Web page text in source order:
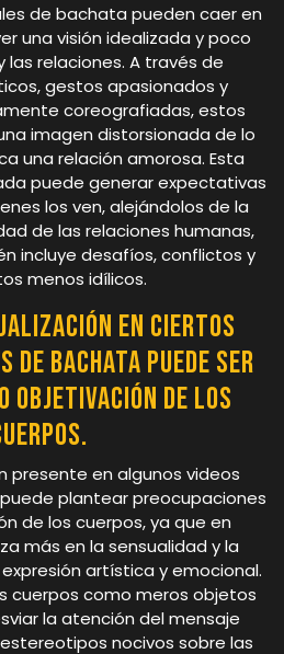
de bachata pueden caer en
una visión idealizada y poco
las relaciones. A través de
gestos apasionados y
coreografiadas, estos
imagen distorsionada de lo
una relación amorosa. Esta
puede generar expectativas
los ven, alejándolos de la
de las relaciones humanas,
incluye desafíos, conflictos y
menos idílicos.
en ciertos
de bachata puede ser
objetivación de los
presente en algunos videos
plantear preocupaciones
de los cuerpos, ya que en
más en la sensualidad y la
artística y emocional.
cuerpos como meros objetos
la atención del mensaje
nocivos sobre las